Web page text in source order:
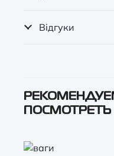
Відгуки
ПОСМОТРЕТЬ